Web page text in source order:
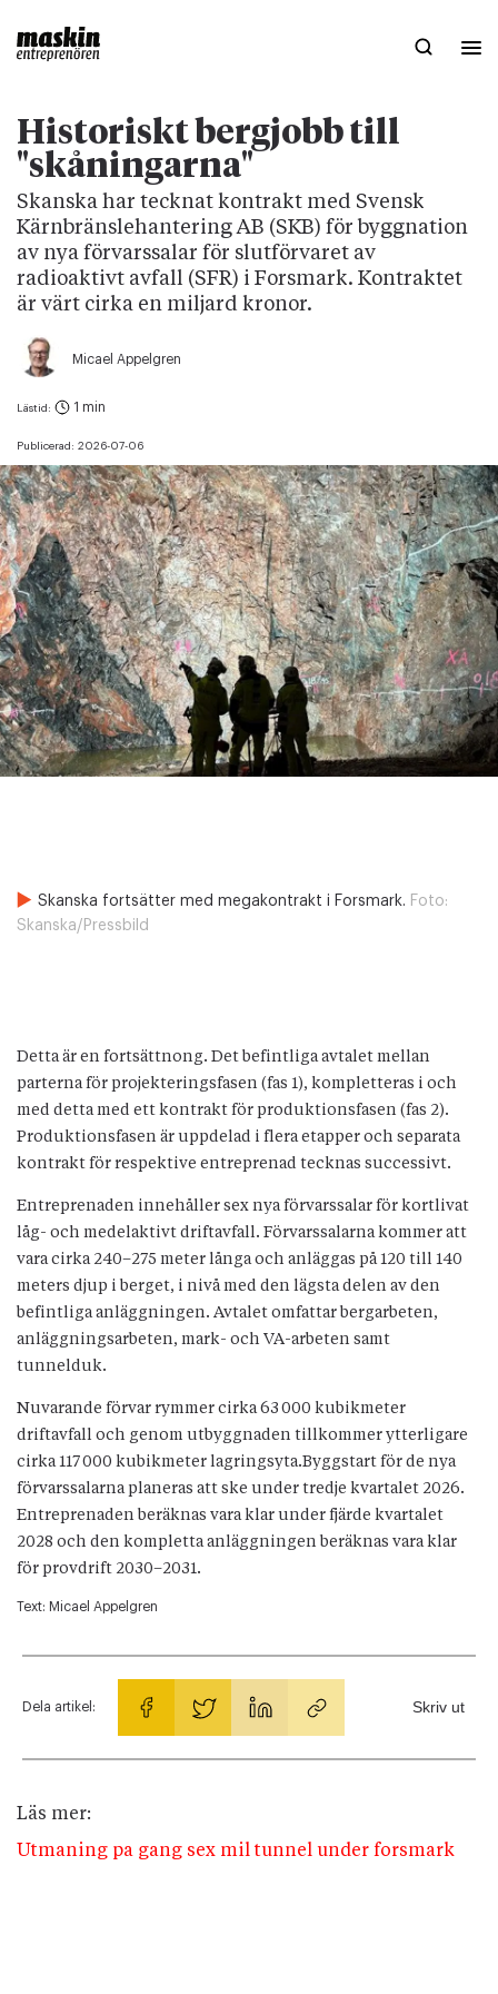
Historiskt bergjobb till
"skåningarna"
Skanska har tecknat kontrakt med Svensk
Kärnbränslehantering AB (SKB) för byggnation
av nya förvarssalar för slutförvaret av
radioaktivt avfall (SFR) i Forsmark. Kontraktet
är värt cirka en miljard kronor.
Micael Appelgren
Publicerad: 2026-07-06
Lästid: 1 min
Skanska fortsätter med megakontrakt i Forsmark. Foto:
Skanska/Pressbild
Detta är en fortsättnong. Det befintliga avtalet mellan
parterna för projekteringsfasen (fas 1), kompletteras i och
med detta med ett kontrakt för produktionsfasen (fas 2).
Produktionsfasen är uppdelad i flera etapper och separata
kontrakt för respektive entreprenad tecknas successivt.
Entreprenaden innehåller sex nya förvarssalar för kortlivat
låg- och medelaktivt driftavfall. Förvarssalarna kommer att
vara cirka 240–275 meter långa och anläggas på 120 till 140
meters djup i berget, i nivå med den lägsta delen av den
befintliga anläggningen. Avtalet omfattar bergarbeten,
anläggningsarbeten, mark- och VA-arbeten samt
tunnelduk.
Nuvarande förvar rymmer cirka 63 000 kubikmeter
driftavfall och genom utbyggnaden tillkommer ytterligare
cirka 117 000 kubikmeter lagringsyta.Byggstart för de nya
förvarssalarna planeras att ske under tredje kvartalet 2026.
Entreprenaden beräknas vara klar under fjärde kvartalet
2028 och den kompletta anläggningen beräknas vara klar
för provdrift 2030–2031.
Text: Micael Appelgren
Dela artikel: Skriv ut
Läs mer:
Utmaning pa gang sex mil tunnel under forsmark